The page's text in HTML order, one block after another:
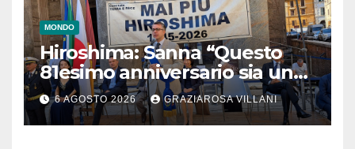
MONDO
Hiroshima: Sanna “Questo
81esimo anniversario sia un
monito per tutti”
6 AGOSTO 2026 GRAZIAROSA VILLANI